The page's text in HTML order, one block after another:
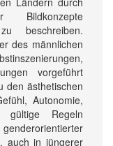
Bildkonzepte
beschreiben.
des männlichen
vorgeführt
den ästhetischen
Autonomie,
gültige Regeln
auch in jüngerer